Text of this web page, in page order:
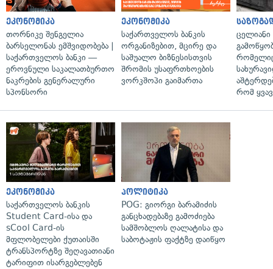
ეკონომიკა
თორნიკე შენგელია
ბარსელონას ემშვიდობება |
საქართველოს ბანკი —
ეროვნული საკალათბურთო
ნაკრების გენერალური
სპონსორი
ეკონომიკა
საქართველოს ბანკის
ორგანიზებით, მცირე და
საშუალო ბიზნესისთვის
შრომის უსაფრთხოების
ვორკშოპი გაიმართა
რომელიც
რომ
ეკონომიკა
საქართველოს ბანკის
Student Card-ისა და
sCool Card-ის
მფლობელები ქუთაისში
ტრანსპორტზე შეღავათიანი
ტარიფით ისარგებლებენ
პოლიტიკა
POG: გიორგი ბარამიძის
განცხადებაზე გამოძიება
სამშობლოს ღალატისა და
საბოტაჟის ფაქტზე დაიწყო